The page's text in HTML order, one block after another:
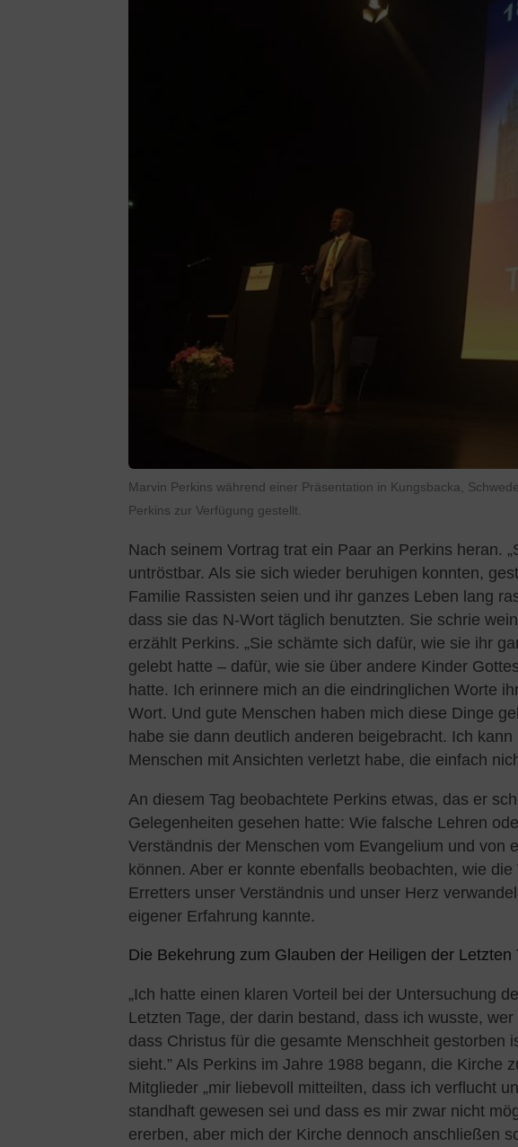
Marvin Perkins während einer Präsentation in Kungsbacka,
Perkins zur Verfügung gestellt.
Nach seinem Vortrag trat ein Paar an Perkins heran.
untröstbar. Als sie sich wieder beruhigen konnten,
Familie Rassisten seien und ihr ganzes Leben lang
dass sie das N-Wort täglich benutzten. Sie schrie
erzählt Perkins. „Sie schämte sich dafür, wie sie ihr
gelebt hatte – dafür, wie sie über andere Kinder
hatte. Ich erinnere mich an die eindringlichen Worte
Wort. Und gute Menschen haben mich diese Dinge
habe sie dann deutlich anderen beigebracht. Ich
Menschen mit Ansichten verletzt habe, die einfach
An diesem Tag beobachtete Perkins etwas, das er
Gelegenheiten gesehen hatte: Wie falsche Lehren
Verständnis der Menschen vom Evangelium und von
können. Aber er konnte ebenfalls beobachten, wie
Erretters unser Verständnis und unser Herz
eigener Erfahrung kannte.
Die Bekehrung zum Glauben der Heiligen der Letzten
„Ich hatte einen klaren Vorteil bei der Untersuchung
Letzten Tage, der darin bestand, dass ich wusste,
dass Christus für die gesamte Menschheit gestorben
sieht.” Als Perkins im Jahre 1988 begann, die Kirche
Mitglieder „mir liebevoll mitteilten, dass ich verflucht
standhaft gewesen sei und dass es mir zwar nicht
ererben, aber mich der Kirche dennoch anschließen